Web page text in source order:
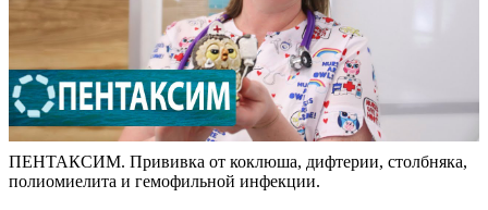
ПЕНТАКСИМ. Прививка от коклюша, дифтерии, столбняка,
полиомиелита и гемофильной инфекции.